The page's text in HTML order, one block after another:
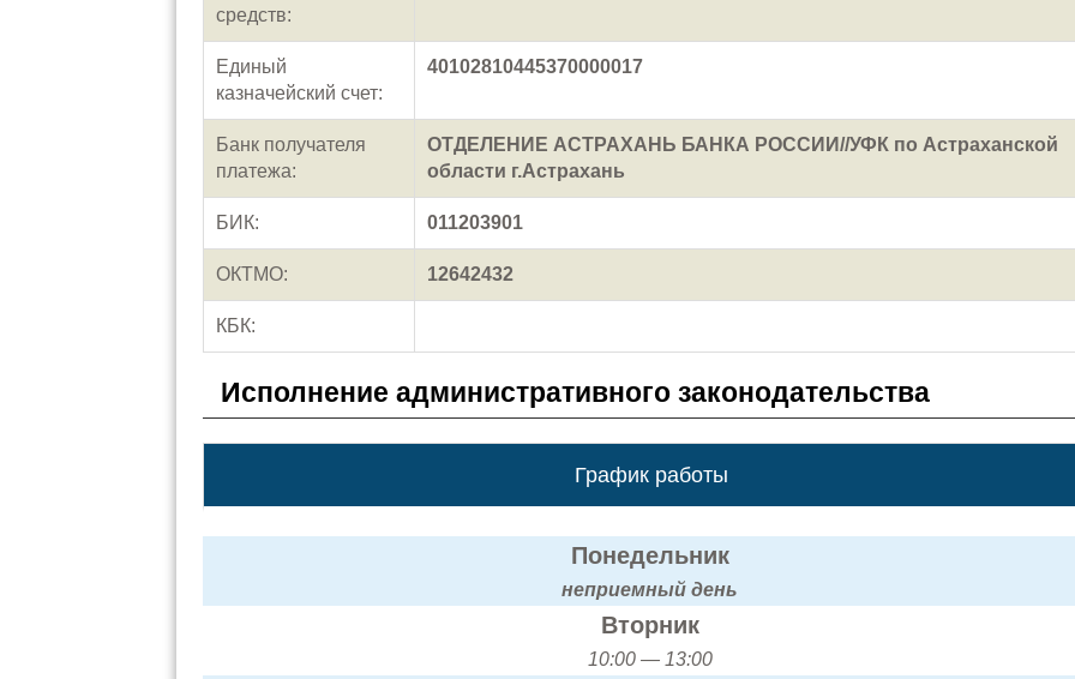
средств:
Единый
казначейский счет:
40102810445370000017
Банк получателя
платежа:
ОТДЕЛЕНИЕ АСТРАХАНЬ БАНКА РОССИИ//УФК по Астраханской
области г.Астрахань
БИК: 011203901
ОКТМО: 12642432
КБК:
Исполнение административного законодательства
График работы
Понедельник
неприемный день
Вторник
10:00 — 13:00